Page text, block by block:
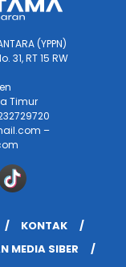
(YPPN)
RT 15 RW
Timur
–
KONTAK
MEDIA SIBER